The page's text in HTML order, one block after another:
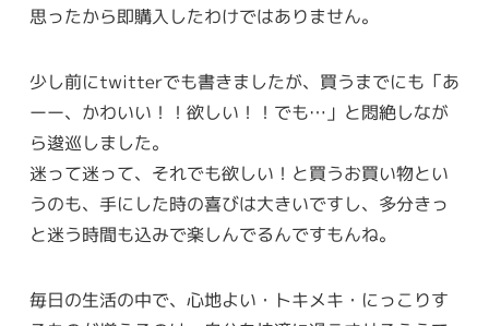
思ったから即購入したわけではありません。
少し前にtwitterでも書きましたが、買うまでにも「あ
ーー、かわいい！！欲しい！！でも…」と悶絶しなが
ら逡巡しました。
迷って迷って、それでも欲しい！と買うお買い物とい
うのも、手にした時の喜びは大きいですし、多分きっ
と迷う時間も込みで楽しんでるんですもんね。
毎日の生活の中で、心地よい・トキメキ・にっこりす